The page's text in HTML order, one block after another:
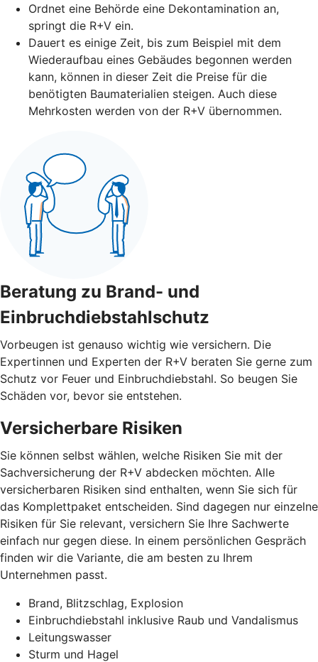
Ordnet eine Behörde eine Dekontamination an,
springt die R+V ein.
Dauert es einige Zeit, bis zum Beispiel mit dem
Wiederaufbau eines Gebäudes begonnen werden
kann, können in dieser Zeit die Preise für die
benötigten Baumaterialien steigen. Auch diese
Mehrkosten werden von der R+V übernommen.
Beratung zu Brand- und
Einbruchdiebstahlschutz
Vorbeugen ist genauso wichtig wie versichern. Die
Expertinnen und Experten der R+V beraten Sie gerne zum
Schutz vor Feuer und Einbruchdiebstahl. So beugen Sie
Schäden vor, bevor sie entstehen.
Versicherbare Risiken
Sie können selbst wählen, welche Risiken Sie mit der
Sachversicherung der R+V abdecken möchten. Alle
versicherbaren Risiken sind enthalten, wenn Sie sich für
das Komplettpaket entscheiden. Sind dagegen nur einzelne
Risiken für Sie relevant, versichern Sie Ihre Sachwerte
einfach nur gegen diese. In einem persönlichen Gespräch
finden wir die Variante, die am besten zu Ihrem
Unternehmen passt.
Brand, Blitzschlag, Explosion
Einbruchdiebstahl inklusive Raub und Vandalismus
Leitungswasser
Sturm und Hagel